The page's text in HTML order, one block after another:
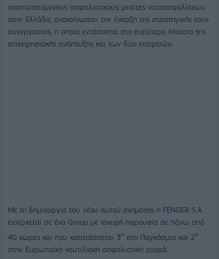
αναπτυσσόμενους ασφαλιστικούς μεσίτες ναυτασφαλίσεων
στην Ελλάδα, ανακοίνωσαν την έναρξη της στρατηγικής τους
συνεργασίας, η οποία εντάσσεται στο ευρύτερο πλαίσιο της
επιχειρησιακής ανάπτυξης και των δύο εταιρειών.
Με τη δημιουργία του νέου αυτού σχήματος η FENDER S.A.
εισέρχεται σε ένα Group με ισχυρή παρουσία σε πάνω από
40 χώρες και που κατατάσσεται 3ο στη Παγκόσμια και 2ο
στην Ευρωπαϊκή ναυτιλιακή ασφαλιστική αγορά.